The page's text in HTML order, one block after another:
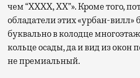
чем “ХХХХ, ХХ”». Кроме того,
обладатели этих «урбан-вилл»
буквально в колодце
кольце осады, да и вид из окон
не премиальный.